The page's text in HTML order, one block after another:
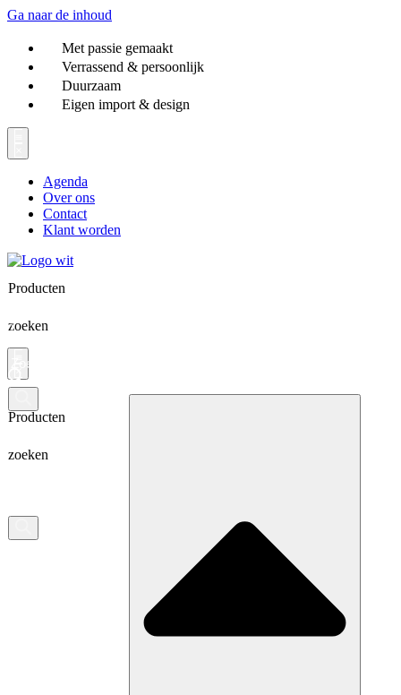
Ga naar de inhoud
Met passie gemaakt
Verrassend & persoonlijk
Duurzaam
Eigen import & design
Agenda
Over ons
Contact
Klant worden
Producten
zoeken
Producten
zoeken